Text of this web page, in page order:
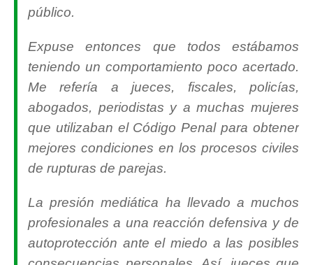
público.
Expuse entonces que todos estábamos
teniendo un comportamiento poco acertado.
Me refería a jueces, fiscales, policías,
abogados, periodistas y a muchas mujeres
que utilizaban el Código Penal para obtener
mejores condiciones en los procesos civiles
de rupturas de parejas.
La presión mediática ha llevado a muchos
profesionales a una reacción defensiva y de
autoprotección ante el miedo a las posibles